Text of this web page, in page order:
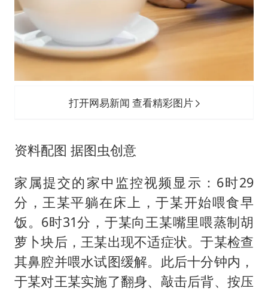
打开网易新闻 查看精彩图片
资料配图 据图虫创意
家属提交的家中监控视频显示：6时29
分，王某平躺在床上，于某开始喂食早
饭。6时31分，于某向王某嘴里喂蒸制胡
萝卜块后，王某出现不适症状。于某检查
其鼻腔并喂水试图缓解。此后十分钟内，
于某对王某实施了翻身、敲击后背、按压